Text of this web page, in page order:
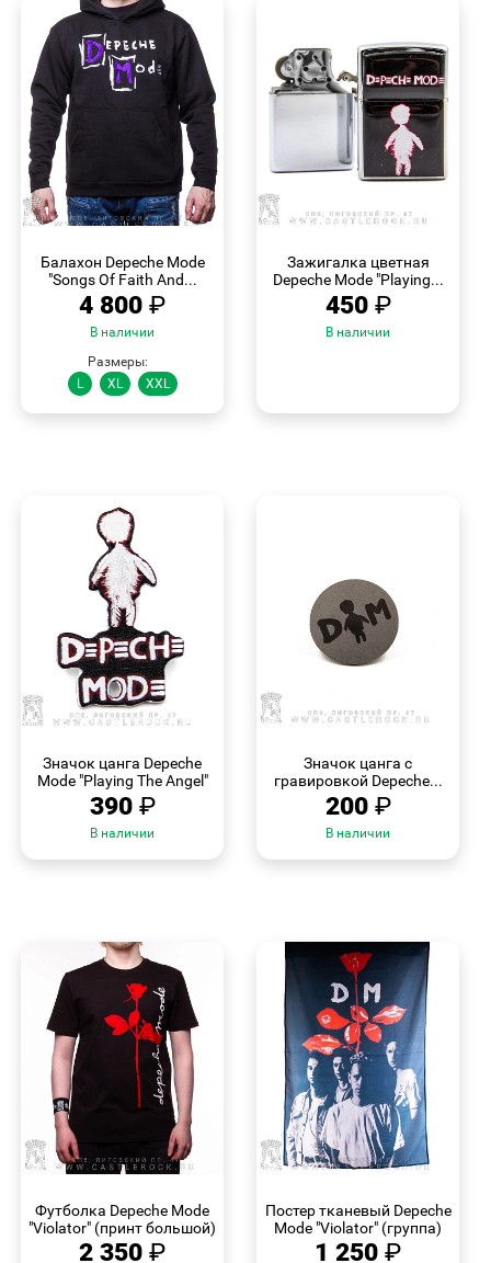
Балахон Depeche Mode
"Songs Of Faith And...
4 800 ₽
В наличии
Размеры:
L
XL XXL
Зажигалка цветная
Depeche Mode "Playing...
450 ₽
В наличии
Значок цанга Depeche
Mode "Playing The Angel"
390 ₽
В наличии
Значок цанга с
гравировкой Depeche...
200 ₽
В наличии
Футболка Depeche Mode
"Violator" (принт большой)
2 350 ₽
Постер тканевый Depeche
Mode "Violator" (группа)
1 250 ₽